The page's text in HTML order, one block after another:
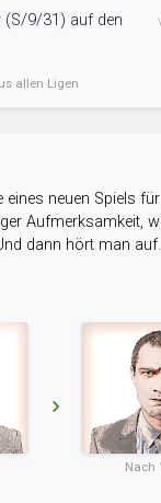
(S/9/31) auf den
allen Ligen
eines neuen Spiels
Aufmerksamkeit,
dann hört man auf.
Nach